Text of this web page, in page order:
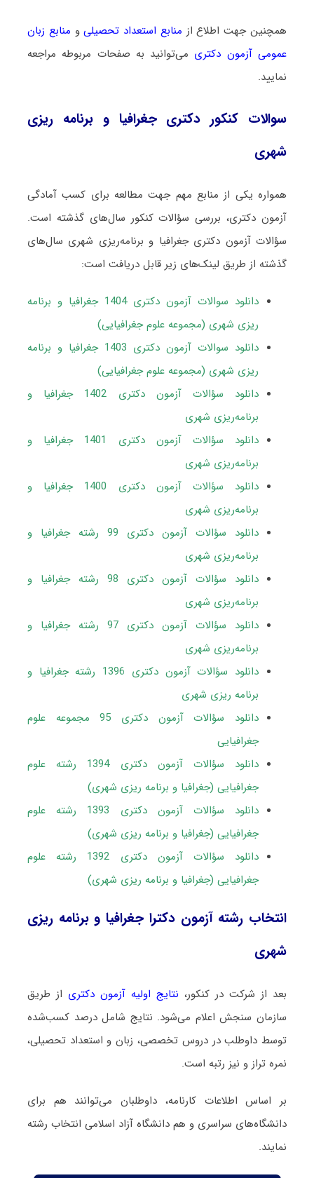
همچنین جهت اطلاع از منابع استعداد تحصیلی و منابع زبان
عمومی آزمون دکتری می‌توانید به صفحات مربوطه مراجعه
نمایید.
سوالات کنکور دکتری جغرافیا و برنامه ریزی
شهری
همواره یکی از منابع مهم جهت مطالعه برای کسب آمادگی
آزمون دکتری، بررسی سؤالات کنکور سال‌های گذشته است.
سؤالات آزمون دکتری جغرافیا و برنامه‌ریزی شهری سال‌های
گذشته از طریق لینک‌های زیر قابل دریافت است:
دانلود سوالات آزمون دکتری 1404 جغرافیا و برنامه
ریزی شهری (مجموعه علوم جغرافیایی)
دانلود سوالات آزمون دکتری 1403 جغرافیا و برنامه
ریزی شهری (مجموعه علوم جغرافیایی)
دانلود سؤالات آزمون دکتری 1402 جغرافیا و
برنامه‌ریزی شهری
دانلود سؤالات آزمون دکتری 1401 جغرافیا و
برنامه‌ریزی شهری
دانلود سؤالات آزمون دکتری 1400 جغرافیا و
برنامه‌ریزی شهری
دانلود سؤالات آزمون دکتری 99 رشته جغرافیا و
برنامه‌ریزی شهری
دانلود سؤالات آزمون دکتری 98 رشته جغرافیا و
برنامه‌ریزی شهری
دانلود سؤالات آزمون دکتری 97 رشته جغرافیا و
برنامه‌ریزی شهری
دانلود سؤالات آزمون دکتری 1396 رشته جغرافیا و
برنامه ریزی شهری
دانلود سؤالات آزمون دکتری 95 مجموعه علوم
جغرافیایی
دانلود سؤالات آزمون دکتری 1394 رشته علوم
جغرافیایی (جغرافیا و برنامه ریزی شهری)
دانلود سؤالات آزمون دکتری 1393 رشته علوم
جغرافیایی (جغرافیا و برنامه ریزی شهری)
دانلود سؤالات آزمون دکتری 1392 رشته علوم
جغرافیایی (جغرافیا و برنامه ریزی شهری)
انتخاب رشته آزمون دکترا جغرافیا و برنامه ریزی
شهری
بعد از شرکت در کنکور، نتایج اولیه آزمون دکتری از طریق
سازمان سنجش اعلام می‌شود. نتایج شامل درصد کسب‌شده
توسط داوطلب در دروس تخصصی، زبان و استعداد تحصیلی،
نمره تراز و نیز رتبه است.
بر اساس اطلاعات کارنامه، داوطلبان می‌توانند هم برای
دانشگاه‌های سراسری و هم دانشگاه آزاد اسلامی انتخاب رشته
نمایند.